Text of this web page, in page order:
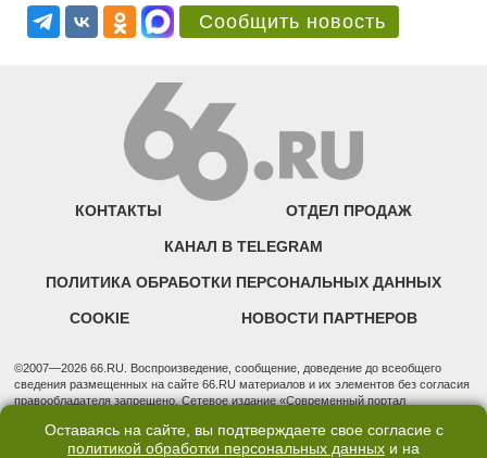
Сообщить новость
КОНТАКТЫ ОТДЕЛ ПРОДАЖ
КАНАЛ В TELEGRAM
ПОЛИТИКА ОБРАБОТКИ ПЕРСОНАЛЬНЫХ ДАННЫХ
COOKIE НОВОСТИ ПАРТНЕРОВ
©2007—2026 66.RU. Воспроизведение, сообщение, доведение до всеобщего
сведения размещенных на сайте 66.RU материалов и их элементов без согласия
правообладателя запрещено. Сетевое издание «Современный портал
надзору в сфере связи, информационных технологий и массовых коммуникаций
(Роскомнадзор). Регистрационный номер ЭЛ № ФС 77 - 76634 от 02.09.2019
Оставаясь на сайте, вы подтверждаете свое согласие с
политикой обработки персональных данных и на